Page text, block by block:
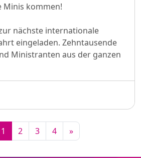
Minis kommen!
nächste internationale
eingeladen. Zehntausende
Ministranten aus der ganzen
1 2 3 4 »